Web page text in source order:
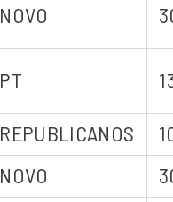
NOVO
PT
REPUBLICANOS
NOVO